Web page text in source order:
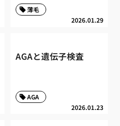
2026.01.29
薄毛
AGAと遺伝子検査
2026.01.23
AGA